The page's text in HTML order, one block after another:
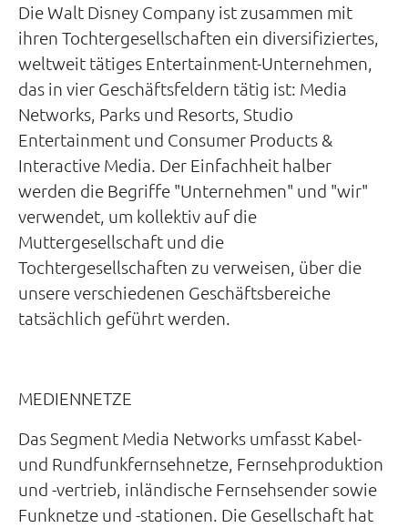
Die Walt Disney Company ist zusammen mit
ihren Tochtergesellschaften ein diversifiziertes,
weltweit tätiges Entertainment-Unternehmen,
das in vier Geschäftsfeldern tätig ist: Media
Networks, Parks und Resorts, Studio
Entertainment und Consumer Products &
Interactive Media. Der Einfachheit halber
werden die Begriffe "Unternehmen" und "wir"
verwendet, um kollektiv auf die
Muttergesellschaft und die
Tochtergesellschaften zu verweisen, über die
unsere verschiedenen Geschäftsbereiche
tatsächlich geführt werden.
MEDIENNETZE
Das Segment Media Networks umfasst Kabel-
und Rundfunkfernsehnetze, Fernsehproduktion
und -vertrieb, inländische Fernsehsender sowie
Funknetze und -stationen. Die Gesellschaft hat